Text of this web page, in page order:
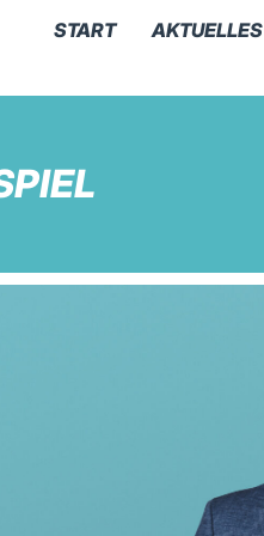
START AKTUELLES